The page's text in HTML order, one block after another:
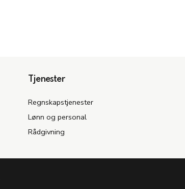
Tjenester
Regnskapstjenester
Lønn og personal
Rådgivning